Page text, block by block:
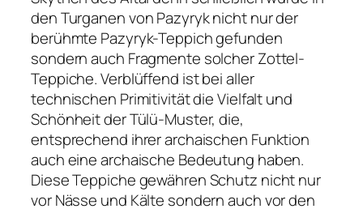
den Turganen von Pazyryk nicht nur der
berühmte Pazyryk-Teppich gefunden
sondern auch Fragmente solcher Zottel-
Teppiche. Verblüffend ist bei aller
technischen Primitivität die Vielfalt und
Schönheit der Tülü-Muster, die,
entsprechend ihrer archaischen Funktion
auch eine archaische Bedeutung haben.
Diese Teppiche gewähren Schutz nicht nur
vor Nässe und Kälte sondern auch vor den